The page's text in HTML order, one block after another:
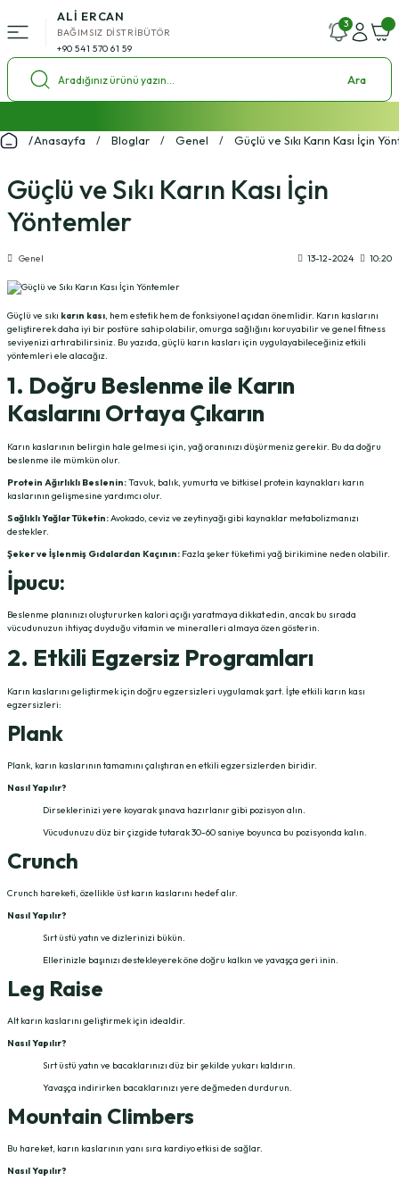
ALİ ERCAN
BAĞIMSIZ DİSTRİBÜTÖR
+90 541 570 61 59
Ara
3
%4 Havale İndirim Fırsatı
Anasayfa Bloglar Genel Güçlü ve Sıkı Karın Kası İçin
Güçlü ve Sıkı Karın Kası İçin
Yöntemler
Genel 13-12-2024 10:20
Güçlü ve sıkı karın kası , hem estetik hem de fonksiyonel açıdan önemlidir. Karın kaslarını
geliştirerek daha iyi bir postüre sahip olabilir, omurga sağlığını koruyabilir ve genel fitness
seviyenizi artırabilirsiniz. Bu yazıda, güçlü karın kasları için uygulayabileceğiniz etkili
yöntemleri ele alacağız.
1. Doğru Beslenme ile Karın
Kaslarını Ortaya Çıkarın
Karın kaslarının belirgin hale gelmesi için, yağ oranınızı düşürmeniz gerekir. Bu da doğru
beslenme ile mümkün olur.
Protein Ağırlıklı Beslenin:Tavuk, balık, yumurta ve bitkisel protein kaynakları karın
kaslarının gelişmesine yardımcı olur.
Sağlıklı Yağlar Tüketin: Avokado, ceviz ve zeytinyağı gibi kaynaklar metabolizmanızı
destekler.
Şeker ve İşlenmiş Gıdalardan Kaçının: Fazla şeker tüketimi yağ birikimine neden olabilir.
İpucu:
Beslenme planınızı oluştururken kalori açığı yaratmaya dikkat edin, ancak bu sırada
vücudunuzun ihtiyaç duyduğu vitamin ve mineralleri almaya özen gösterin.
2. Etkili Egzersiz Programları
Karın kaslarını geliştirmek için doğru egzersizleri uygulamak şart. İşte etkili karın kası
egzersizleri:
Plank
Plank, karın kaslarının tamamını çalıştıran en etkili egzersizlerden biridir.
Nasıl Yapılır?
Dirseklerinizi yere koyarak şınava hazırlanır gibi pozisyon alın.
Vücudunuzu düz bir çizgide tutarak 30-60 saniye boyunca bu pozisyonda kalın.
Crunch
Crunch hareketi, özellikle üst karın kaslarını hedef alır.
Nasıl Yapılır?
Sırt üstü yatın ve dizlerinizi bükün.
Ellerinizle başınızı destekleyerek öne doğru kalkın ve yavaşça geri inin.
Leg Raise
Alt karın kaslarını geliştirmek için idealdir.
Nasıl Yapılır?
Sırt üstü yatın ve bacaklarınızı düz bir şekilde yukarı kaldırın.
Yavaşça indirirken bacaklarınızı yere değmeden durdurun.
Mountain Climbers
Bu hareket, karın kaslarının yanı sıra kardiyo etkisi de sağlar.
Nasıl Yapılır?